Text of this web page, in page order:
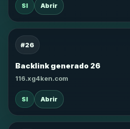
SI Abrir
#26
Backlink generado 26
116.xg4ken.com
SI Abrir